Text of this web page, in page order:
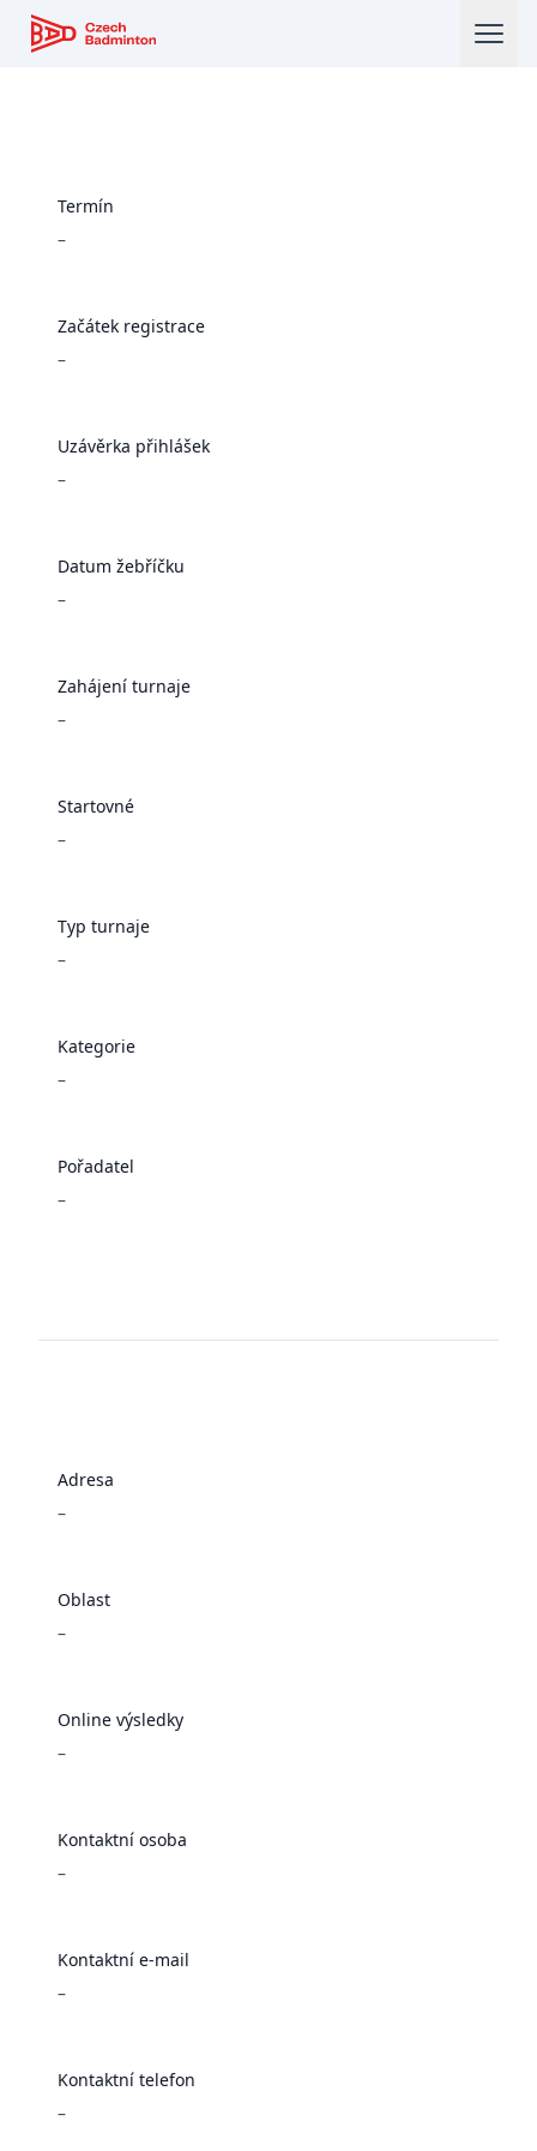
Český badmintonový svaz
Termín
–
Začátek registrace
–
Uzávěrka přihlášek
–
Datum žebříčku
–
Zahájení turnaje
–
Startovné
–
Typ turnaje
–
Kategorie
–
Pořadatel
–
Adresa
–
Oblast
–
Online výsledky
–
Kontaktní osoba
–
Kontaktní e-mail
–
Kontaktní telefon
–